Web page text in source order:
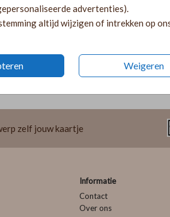
advertenties).
altijd wijzigen of intrekken op
Weigeren
Prijs:
zelf jouw kaartje
Informatie
Contact
Over ons